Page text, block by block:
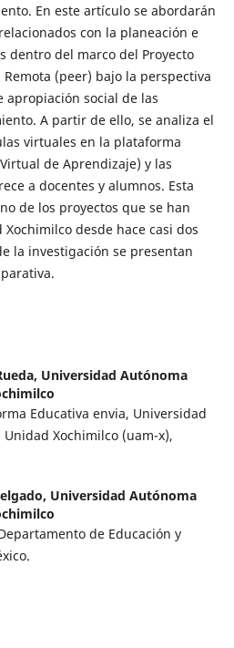
En este artículo se abordarán
con la planeación e
dentro del marco del Proyecto
(peer) bajo la perspectiva
social de las
A partir de ello, se analiza el
virtuales en la plataforma
de Aprendizaje) y las
a docentes y alumnos. Esta
de los proyectos que se han
desde hace casi dos
la investigación se presentan
Universidad Autónoma
Educativa envia, Universidad
Xochimilco (uam-x),
Universidad Autónoma
de Educación y